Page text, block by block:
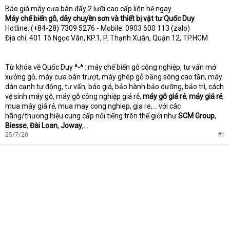
Báo giá máy cưa bàn đẩy 2 lưỡi cao cấp liên hệ ngay
Máy chế biến gỗ, dây chuyền sơn và thiết bị vật tưQuốc Duy
Hotline: (+84-28) 7309 5276 - Mobile: 0903 600 113 (zalo)
Địa chỉ: 401 Tô Ngọc Vân, KP.1, P. Thạnh Xuân, Quận 12, TP.HCM
Từ khóa về Quốc Duy^-^: máy chế biến gỗ công nghiệp, tư vấn mở
xưởng gỗ, máy cưa bàn trượt, máy ghép gỗ bằng sóng cao tần, máy
dán cạnh tự động, tư vấn, báo giá, bảo hành bảo dưỡng, bảo trì, cách
vệ sinh máy gỗ, máy gỗ công nghiệp giá rẻ, máy gỗ giá rẻ, máy giá rẻ,
mua máy giá rẻ, mua may cong nghiep, gia re,… với các
hãng/thương hiệu cung cấp nổi tiếng trên thế giới nhưSCM Group,
Biesse, Đài Loan, Joway,…
25/7/20 #1